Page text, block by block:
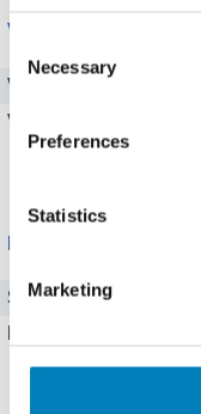
Selection
Necessary
Preferences
Statistics
Marketing
Vitamine
Vitamin C
Vitamin B1
Salz
Alle